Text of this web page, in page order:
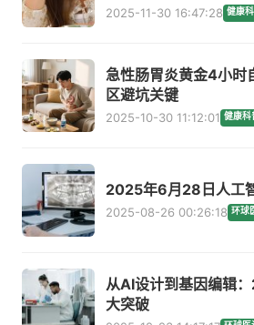
2025-11-30 16:47:28 健康
急性肠胃炎黄金4小时
区避坑关键
2025-10-30 11:12:01 健康科
2025年6月28日人工
2025-08-26 00:26:18 环球
从AI设计到基因编辑
大突破